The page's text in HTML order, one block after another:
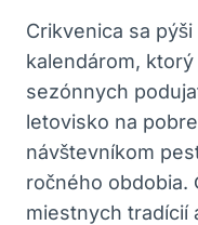
Crikvenica sa
kalendárom,
sezónnych
letovisko na
návštevníkom
ročného obdobia.
miestnych tradícií